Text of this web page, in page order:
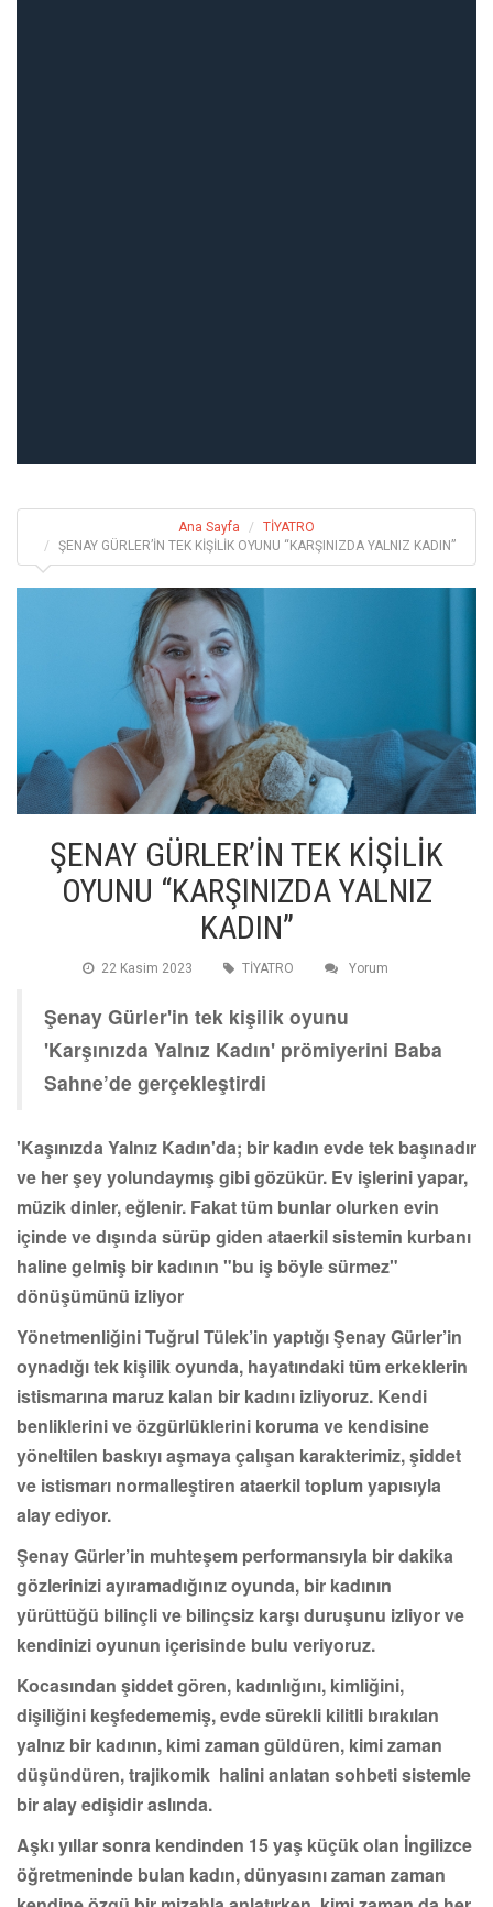
Ana Sayfa
TİYATRO
ŞENAY GÜRLER’İN TEK KİŞİLİK OYUNU “KARŞINIZDA YALNIZ KADIN”
ŞENAY GÜRLER’İN TEK KİŞİLİK
OYUNU “KARŞINIZDA YALNIZ
KADIN”
22 Kasim 2023 TİYATRO Yorum
Şenay Gürler'in tek kişilik oyunu
'Karşınızda Yalnız Kadın' prömiyerini Baba
Sahne’de gerçekleştirdi
'Kaşınızda Yalnız Kadın'da; bir kadın evde tek başınadır
ve her şey yolundaymış gibi gözükür. Ev işlerini yapar,
müzik dinler, eğlenir. Fakat tüm bunlar olurken evin
içinde ve dışında sürüp giden ataerkil sistemin kurbanı
haline gelmiş bir kadının "bu iş böyle sürmez"
dönüşümünü izliyor
Yönetmenliğini Tuğrul Tülek’in yaptığı Şenay Gürler’in
oynadığı tek kişilik oyunda, hayatındaki tüm erkeklerin
istismarına maruz kalan bir kadını izliyoruz. Kendi
benliklerini ve özgürlüklerini koruma ve kendisine
yöneltilen baskıyı aşmaya çalışan karakterimiz, şiddet
ve istismarı normalleştiren ataerkil toplum yapısıyla
alay ediyor.
Şenay Gürler’in muhteşem performansıyla bir dakika
gözlerinizi ayıramadığınız oyunda, bir kadının
yürüttüğü bilinçli ve bilinçsiz karşı duruşunu izliyor ve
kendinizi oyunun içerisinde bulu veriyoruz.
Kocasından şiddet gören, kadınlığını, kimliğini,
dişiliğini keşfedememiş, evde sürekli kilitli bırakılan
yalnız bir kadının, kimi zaman güldüren, kimi zaman
düşündüren, trajikomik halini anlatan sohbeti sistemle
bir alay edişidir aslında.
Aşkı yıllar sonra kendinden 15 yaş küçük olan İngilizce
öğretmeninde bulan kadın, dünyasını zaman zaman